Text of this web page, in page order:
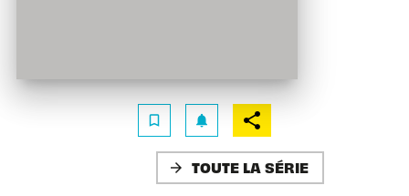
bookmark_border notifications
arrow_forward TOUTE LA SÉRIE